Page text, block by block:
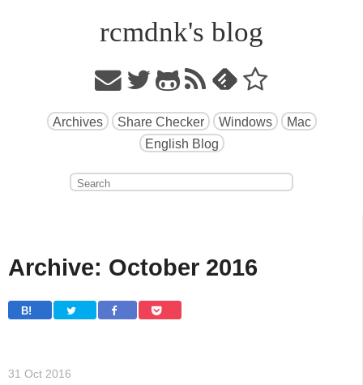
rcmdnk's blog
Archives Share Checker Windows
Mac
English Blog
Archive: October 2016
B!
31 Oct 2016